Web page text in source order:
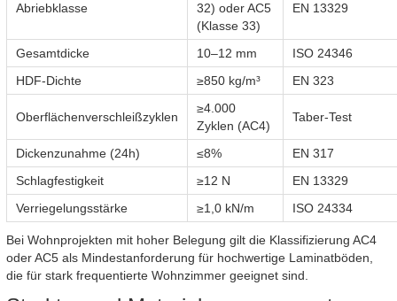
Abriebklasse
32) oder AC5
(Klasse 33)
EN 13329
Gesamtdicke 10–12 mm
ISO 24346
HDF-Dichte
≥850 kg/m³ EN 323
Oberflächenverschleißzyklen
≥4.000
Zyklen (AC4)
Taber-Test
Dickenzunahme (24h) ≤8%
EN 317
Schlagfestigkeit
≥12 N
EN 13329
Verriegelungsstärke
≥1,0 kN/m ISO 24334
Bei Wohnprojekten mit hoher Belegung gilt die Klassifizierung AC4
oder AC5 als Mindestanforderung für hochwertige Laminatböden,
die für stark frequentierte Wohnzimmer geeignet sind.